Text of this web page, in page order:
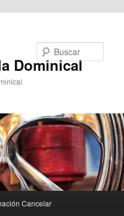
Dominical
Cancelar